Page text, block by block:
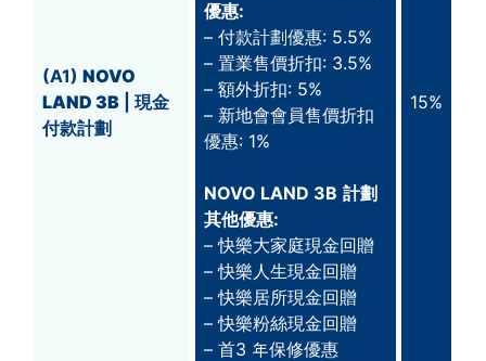
(A1)NOVO
LAND 3B | 現金
付款計劃
優惠:
– 付款計劃優惠: 5.5%
– 置業售價折扣: 3.5%
– 額外折扣: 5%
– 新地會會員售價折扣
優惠: 1%
NOVO LAND 3B 計劃
其他優惠:
– 快樂大家庭現金回贈
– 快樂人生現金回贈
– 快樂居所現金回贈
– 快樂粉絲現金回贈
– 首3 年保修優惠
15%